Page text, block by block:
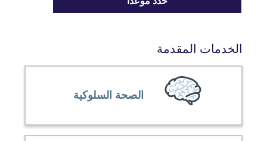
المقدمة
الصحة السلوكية